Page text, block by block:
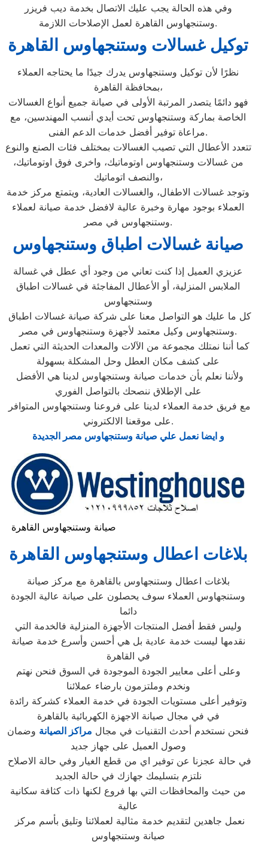
وفي هذه الحالة يجب عليك الاتصال بخدمة ديب فريزر
وستنجهاوس القاهرة لعمل الإصلاحات اللازمة.
توكيل غسالات وستنجهاوس القاهرة
نظرًا لأن توكيل وستنجهاوس يدرك جيدًا ما يحتاجه العملاء
بمحافظة القاهرة،
فهو دائمًا يتصدر المرتبة الأولى في صيانة جميع أنواع الغسالات
الخاصة بماركة وستنجهاوس تحت أيدي أنسب المهندسين، مع
مراعاة توفير أفضل خدمات الدعم الفنى.
تتعدد الأعطال التي تصيب الغسالات بمختلف فئات الصنع والنوع
من غسالات وستنجهاوس اوتوماتيك، واخرى فوق اوتوماتيك،
والنصف اتوماتيك،
وتوجد غسالات الاطفال، والغسالات العادية، ويتمتع مركز خدمة
العملاء بوجود مهارة وخبرة عالية لافضل خدمة صيانة لعملاء
وستنجهاوس في مصر.
صيانة غسالات اطباق وستنجهاوس
عزيزي العميل إذا كنت تعاني من وجود أي عطل في غسالة
الملابس المنزلية، أو الأعطال المفاجئة في غسالات اطباق
وستنجهاوس
وستنجهاوس وكيل معتمد لأجهزة وستنجهاوس في مصر.
على كشف مكان العطل وحل المشكلة بسهولة
على الإطلاق ننصحك بالتواصل الفوري
على موقعنا الالكتروني.
و ايضا نعمل علي صيانة وستنجهاوس مصر الجديدة
صيانة وستنجهاوس القاهرة
بلاغات اعطال وستنجهاوس القاهرة
بلاغات اعطال وستنجهاوس بالقاهرة مع مركز صيانة
وستنجهاوس العملاء سوف يحصلون على صيانة عالية الجودة
دائما
وليس فقط أفضل المنتجات الأجهزة المنزلية فالخدمة التي
نقدمها ليست خدمة عادية بل هي أحسن وأسرع خدمة صيانة
في القاهرة
وعلى أعلى معايير الجودة الموجودة في السوق فنحن نهتم
ونخدم وملتزمون بارضاء عملائنا
وتوفير أعلى مستويات الجودة في خدمة العملاء كشركة رائدة
في في مجال صيانة الاجهزة الكهربائية بالقاهرة
فنحن نستخدم أحدث التقنيات في مجال مراكز الصيانة وضمان
وصول العميل على جهاز جديد
نلتزم بتسليمك جهازك في حالة الجديد
من حيث والمحافظات التي بها فروع لكنها ذات كثافة سكانية
عالية
صيانة وستنجهاوس